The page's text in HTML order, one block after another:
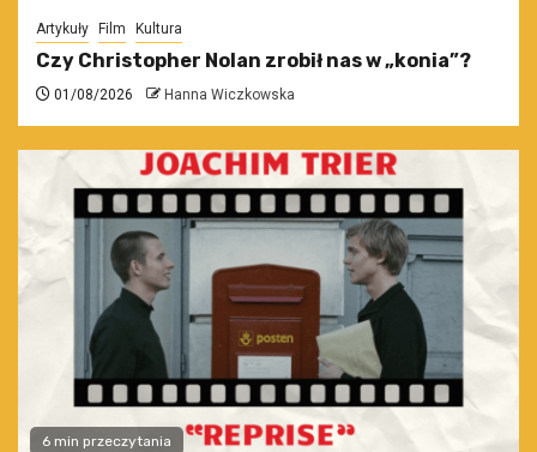
Artykuły Film Kultura
Czy Christopher Nolan zrobił nas w „konia”?
01/08/2026 Hanna Wiczkowska
6 min przeczytania